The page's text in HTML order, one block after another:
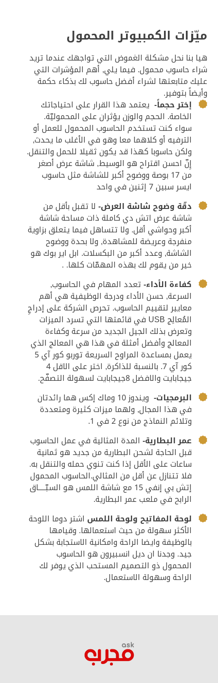
ميّزات الكمبيوتر المحمول
هيا بنا نحل مشكلة الغموض التي تواجهك عندما تريد
شراء حاسوب محمول. فيما يلي, أهم المؤشرات التي
عليك متابعتها لشراء أفضل حاسوب لك بذكاء حكمة
وأيضاً بتوفير.
إختر حجماً- يعتمد هذا القرار على احتياجاتك
الخاصة. الحجم والوزن يؤثران على المحموليّة.
سواء كنت تستخدم الحاسوب المحمول للعمل أو
الترفيه أو كلاهما معا وهو في الأغلب ما يحدث,
ولكن حاسوبا كهذا قد يكون ثقيلا للحمل والتنقل.
إِنّ احسن اقتراح هو الوسيط, شاشة عرض أصغر
من 17 بوصة ووضوح أكبر للشاشة مثل حاسوب
ايسر سبين 7 إثنين في واحد
دقّة وضوح شاشة العرض- لا تقبل بأقل من
شاشة عرض اتش دي كاملة ذات مساحة شاشة
أكبر وحواشي أقل. ولا تتساهل فيما يتعلق بزاوية
منفرجة وعريضة للمشاهدة, ولا بحدة ووضوح
الشاشة, وعدد أكبر من البكسلات. ابل اير بوك هو
خير من يقوم لك بهذه المهمّات كلها. .
كفاءة الأداء-تعدد المهام في الحاسوب,
السرعة, حسن الأداء ودرجة الوظيفية هي أهم
معايير لتقييم الحاسوب. تحرص الشركة على إدراجِ
المُعالِج USB في قائمتها التي تسرد الميزات
وتعرض بذلك الجيل الجديد من سرعة وكفاءة
المعالج وأفضل أمثلة في هذا هي المعالج الذي
يعمل بمساعدة المراوح السريعة توربو كور آي 5
كور آي 7. بالنسبة للذاكرة, اختر على الاقل 4
جيجابايت والافضل 8جيجابايت لسهولة التصفّح.
البرمجيات-
ويندوز 10 وماك إكس هما رائدتان
في هذا المجال, ولهما ميزات كثيرة ومتعددة
وتلائم النماذج من نوع 2 في 1.
عمر البطارية- المدة المثالية في عمل الحاسوب
قبل الحاجة لشحن البطارية من جديد هو ثمانية
ساعات على الأقل إذا كنت تنوي حمله والتنقل به.
فلا تتنازل عن أقل من المثالي.الحاسوب المحمول
إتش بي إنفي 15 مع شاشة اللمس هو السبّـــــاق
الرابح في ملعب عمر البطارية.
لوحة المفاتيح ولوحة اللمس اشتر دوما اللوحة
الأكثر سهولة من حيث استعمالها. وقيامها
بالوظيفة وايضا الراحة وامكانية الاستجابة بشكل
جيد. وجدنا ان ديل انسبيرون هو الحاسوب
المحمول ذو التصميم المستحب الذي يوفر لك
الراحة وسهولة الاستعمال.